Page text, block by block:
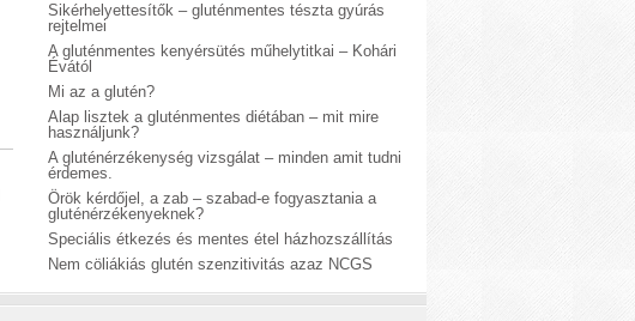
Sikérhelyettesítők – gluténmentes tészta gyúrás
rejtelmei
A gluténmentes kenyérsütés műhelytitkai – Kohári
Évától
Mi az a glutén?
Alap lisztek a gluténmentes diétában – mit mire
használjunk?
A gluténérzékenység vizsgálat – minden amit tudni
érdemes.
Örök kérdőjel, a zab – szabad-e fogyasztania a
gluténérzékenyeknek?
Speciális étkezés és mentes étel házhozszállítás
Nem cöliákiás glutén szenzitivitás azaz NCGS